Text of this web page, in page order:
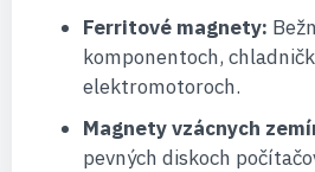
Ferritové magnety:
komponentoch,
elektromotoroch.
Magnety vzácnych
pevných diskoch